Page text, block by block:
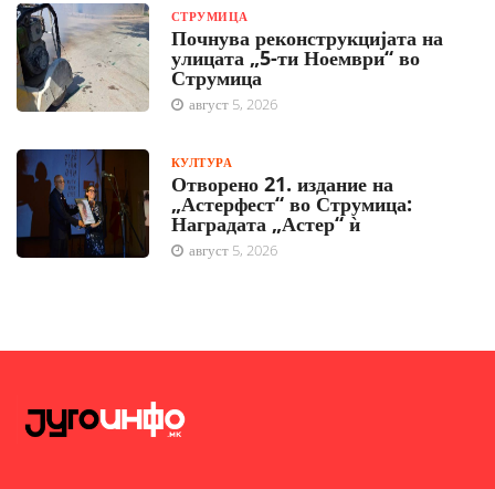
СТРУМИЦА
Почнува реконструкцијата на
улицата „5-ти Ноември“ во
Струмица
август 5, 2026
КУЛТУРА
Отворено 21. издание на
„Астерфест“ во Струмица:
Наградата „Астер“ ѝ
август 5, 2026